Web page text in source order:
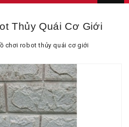
Thủy Quái Cơ Giới
chơi robot thủy quái cơ giới